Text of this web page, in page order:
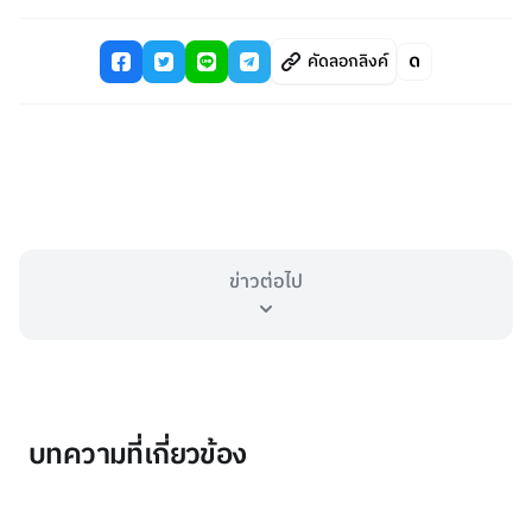
คัดลอกลิงค์
ข่าวต่อไป
บทความที่เกี่ยวข้อง